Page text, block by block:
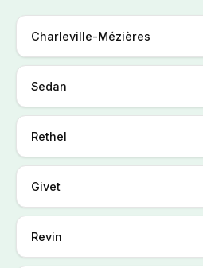
Charleville-Mézières
Sedan
Rethel
Givet
Revin